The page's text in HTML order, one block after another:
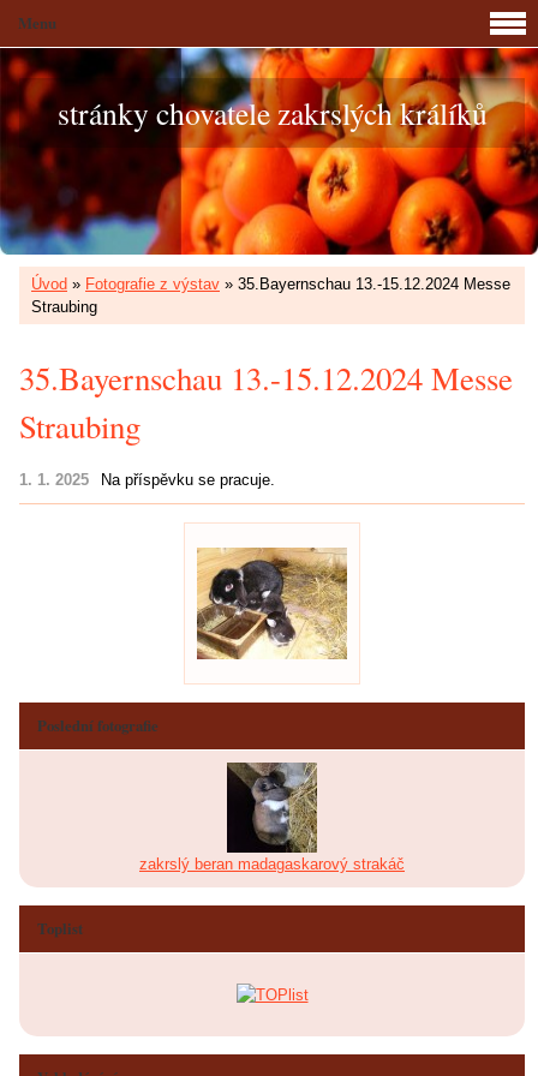
stránky chovatele zakrslých králíků
Úvod » Fotografie z výstav » 35.Bayernschau 13.-15.12.2024 Messe
Straubing
35.Bayernschau 13.-15.12.2024 Messe
Straubing
1. 1. 2025 Na příspěvku se pracuje.
Menu
Poslední fotografie
zakrslý beran madagaskarový strakáč
Toplist